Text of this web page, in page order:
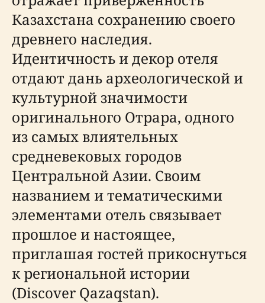
Казахстана сохранению своего
древнего наследия.
Идентичность и декор отеля
отдают дань археологической и
культурной значимости
оригинального Отрара, одного
из самых влиятельных
средневековых городов
Центральной Азии. Своим
названием и тематическими
элементами отель связывает
прошлое и настоящее,
приглашая гостей прикоснуться
к региональной истории
(Discover Qazaqstan).